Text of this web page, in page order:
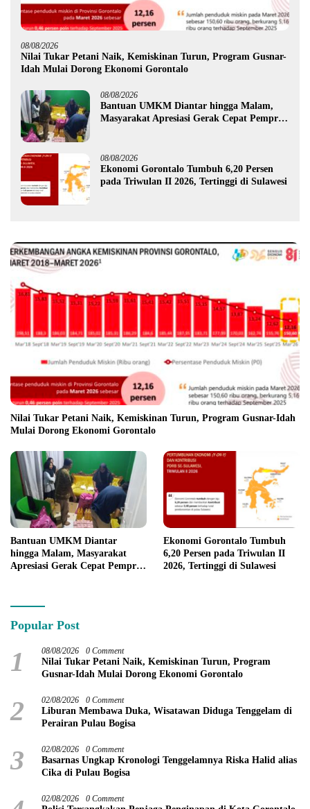
08/08/2026
Nilai Tukar Petani Naik, Kemiskinan Turun, Program Gusnar-
Idah Mulai Dorong Ekonomi Gorontalo
08/08/2026
Bantuan UMKM Diantar hingga Malam,
Masyarakat Apresiasi Gerak Cepat Pemprov
08/08/2026
Ekonomi Gorontalo Tumbuh 6,20 Persen
pada Triwulan II 2026, Tertinggi di Sulawesi
Nilai Tukar Petani Naik, Kemiskinan Turun, Program Gusnar-Idah
Mulai Dorong Ekonomi Gorontalo
Bantuan UMKM Diantar
hingga Malam, Masyarakat
Apresiasi Gerak Cepat Pemprov
Ekonomi Gorontalo Tumbuh
6,20 Persen pada Triwulan II
2026, Tertinggi di Sulawesi
Popular Post
1 08/08/2026 0 Comment
Nilai Tukar Petani Naik, Kemiskinan Turun, Program
Gusnar-Idah Mulai Dorong Ekonomi Gorontalo
2 02/08/2026 0 Comment
Liburan Membawa Duka, Wisatawan Diduga Tenggelam di
Perairan Pulau Bogisa
3 02/08/2026 0 Comment
Basarnas Ungkap Kronologi Tenggelamnya Riska Halid alias
Cika di Pulau Bogisa
02/08/2026 0 Comment